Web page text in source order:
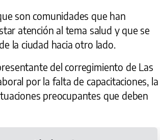
son comunidades que han
atención al tema salud y que se
la ciudad hacia otro lado.
del corregimiento de Las
por la falta de capacitaciones, la
preocupantes que deben